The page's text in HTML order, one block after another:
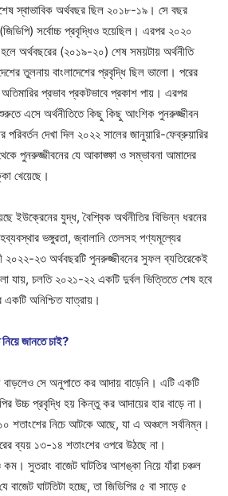
স্বাভাবিক অর্থবছর ছিল ২০১৮-১৯। সে বছর
সর্বোচ্চ প্রবৃদ্ধিও হয়েছিল। এরপর ২০২০
হলে অর্থবছরের (২০১৯-২০) শেষ সময়টায় অর্থনীতি
তুলনায় বাংলাদেশের প্রবৃদ্ধি ছিল ভালো। পরের
প্রভাব প্রকটভাবে প্রকাশ পায়। এরপর
এসে অর্থনীতিতে কিছু কিছু আংশিক পুনরুজ্জীবন
দেখা দিল ২০২২ সালের জানুয়ারি-ফেব্রুয়ারির
পুনরুজ্জীবনের যে আকাঙ্ক্ষা ও সম্ভাবনা আমাদের
খেয়েছে।
ইউক্রেনের যুদ্ধ, বৈশ্বিক অর্থনীতির বিভিন্ন ধরনের
ভঙ্গুরতা, জ্বালানি তেলসহ পণ্যমূল্যের
২০২২-২৩ অর্থবছরটি পুনরুজ্জীবনের সুফল ব্যতিরেকেই
যায়, চলতি ২০২১-২২ একটি দুর্বল ভিত্তিতে শেষ হবে
অনিশ্চিত যাত্রায়।
জানতে চাই?
সে অনুপাতে কর আদায় বাড়েনি। এটি একটি
উচ্চ প্রবৃদ্ধি হয় কিন্তু কর আদায়ের হার বাড়ে না।
শতাংশের নিচে আটকে আছে, যা এ অঞ্চলে সর্বনিম্ন।
ব্যয় ১৩-১৪ শতাংশের ওপরে উঠছে না।
সুতরাং বাজেট ঘাটতির আশঙ্কা নিয়ে যাঁরা চঞ্চল
ঘাটতিটা হচ্ছে, তা জিডিপির ৫ বা সাড়ে ৫